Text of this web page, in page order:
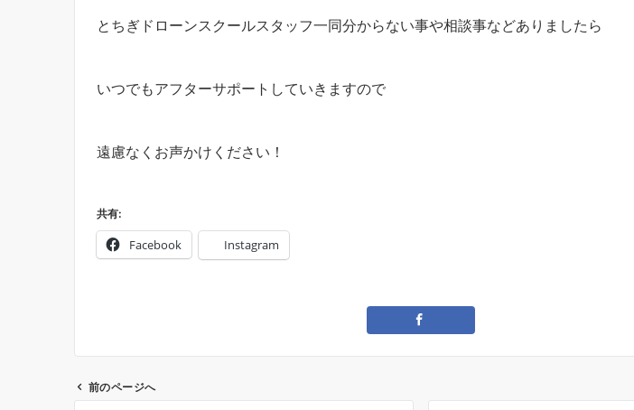
とちぎドローンスクールスタッフ一同分からない事や相談事などありましたら
いつでもアフターサポートしていきますので
遠慮なくお声かけください！
共有:
Facebook Instagram
前のページへ